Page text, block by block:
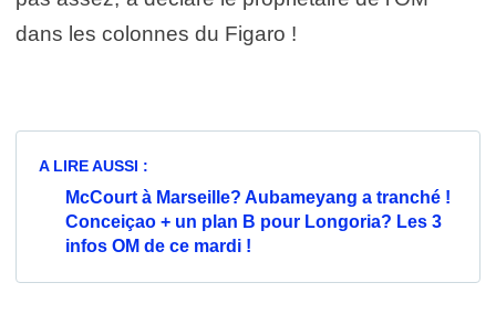
dans les colonnes du Figaro !
A LIRE AUSSI :
McCourt à Marseille? Aubameyang a tranché !
Conceiçao + un plan B pour Longoria? Les 3
infos OM de ce mardi !